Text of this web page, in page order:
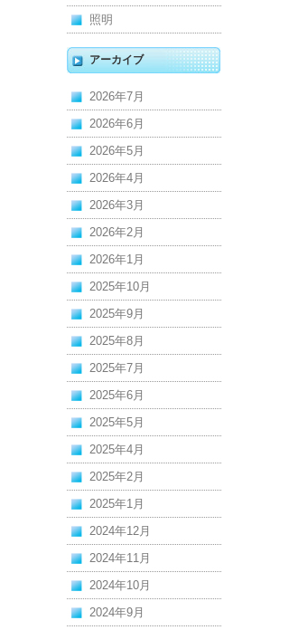
照明
アーカイブ
2026年7月
2026年6月
2026年5月
2026年4月
2026年3月
2026年2月
2026年1月
2025年10月
2025年9月
2025年8月
2025年7月
2025年6月
2025年5月
2025年4月
2025年2月
2025年1月
2024年12月
2024年11月
2024年10月
2024年9月